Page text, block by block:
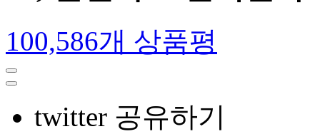
100,586개 상품평
twitter 공유하기